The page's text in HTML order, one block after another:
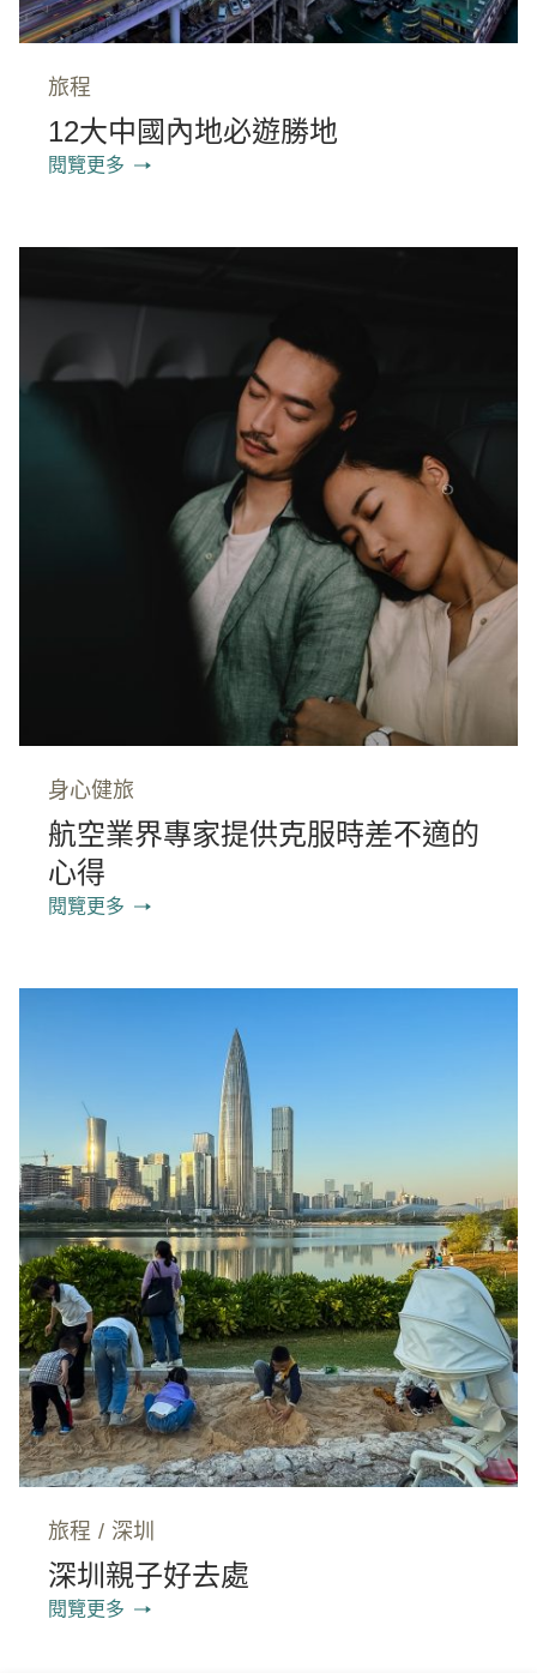
旅程
12大中國內地必遊勝地
閱覽更多
身心健旅
航空業界專家提供克服時差不適的
心得
閱覽更多
旅程 / 深圳
深圳親子好去處
閱覽更多